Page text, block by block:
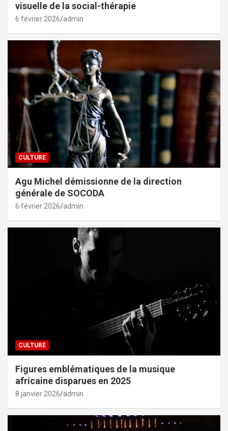
visuelle de la social-thérapie
6 février 2026 admin
CULTURE
Agu Michel démissionne de la direction
générale de SOCODA
6 février 2026 admin
CULTURE
Figures emblématiques de la musique
africaine disparues en 2025
8 janvier 2026 admin